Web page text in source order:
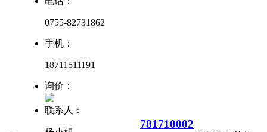
0755-82731862
手机：
18711511191
询价：
联系人：
781710002